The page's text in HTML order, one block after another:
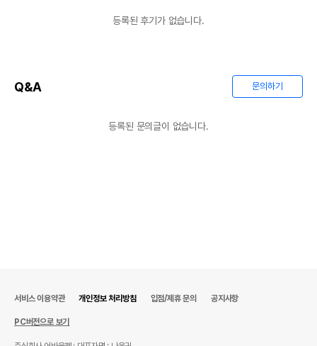
등록된 후기가 없습니다.
Q&A 문의하기
등록된 문의글이 없습니다.
서비스 이용약관 개인정보 처리방침 입점/제휴 문의 공지사항
PC버전으로 보기